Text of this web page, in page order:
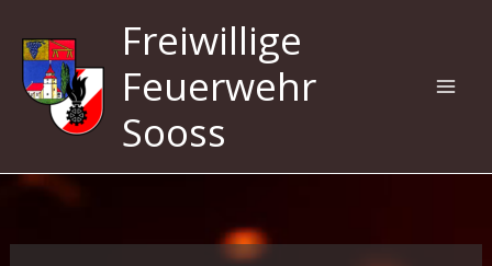
Inhalt
springen
Freiwillige
Feuerwehr
Sooss